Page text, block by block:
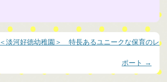
＜淡河好徳幼稚園＞ 特長あるユニークな保育のレ
ポート →